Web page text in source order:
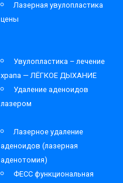
Лазерная увулопластика
цены
Увулопластика – лечение
храпа — ЛЁГКОЕ ДЫХАНИЕ
Удаление аденоидов
лазером
Лазерное удаление
аденоидов (лазерная
аденотомия)
ФЕСС функциональная